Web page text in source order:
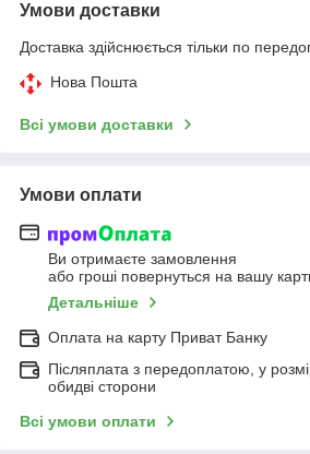
Умови доставки
Доставка здійснюється тільки по
Нова Пошта
Всі умови доставки
Умови оплати
Ви отримаєте замовлення
або гроші повернуться на вашу
Детальніше
Оплата на карту Приват Банку
Післяплата з передоплатою, у
обидві сторони
Всі умови оплати